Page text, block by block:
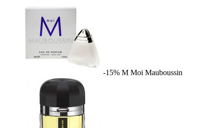
-15% M Moi Mauboussin